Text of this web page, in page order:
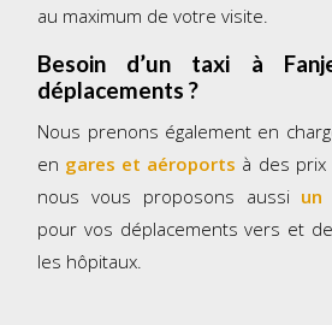
au maximum de votre visite.
Besoin d’un taxi à
déplacements?
Nous prenons également en
en gares et aéroports à des prix
nous vous proposons aussi un
pour vos déplacements vers et
les hôpitaux.